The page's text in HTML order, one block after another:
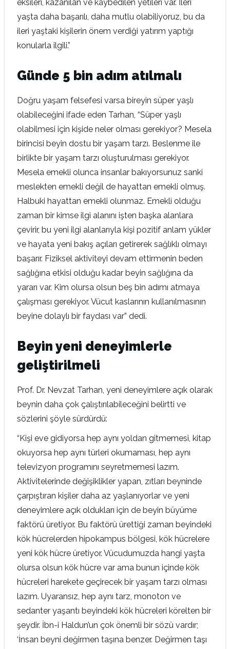
eksileri, kazanılan ve kaybedilen yetileri var. İleri
yaşta daha başarılı, daha mutlu olabiliyoruz, bu da
ileri yaştaki kişilerin önem verdiği yatırım yaptığı
konularla ilgili.”
Günde 5 bin adım atılmalı
Doğru yaşam felsefesi varsa bireyin süper yaşlı
olabileceğini ifade eden Tarhan, “Süper yaşlı
olabilmesi için kişide neler olması gerekiyor? Mesela
birincisi beyin dostu bir yaşam tarzı. Beslenme ile
birlikte bir yaşam tarzı oluşturulması gerekiyor.
Mesela emekli olunca insanlar bakıyorsunuz sanki
meslekten emekli değil de hayattan emekli olmuş.
Halbuki hayattan emekli olunmaz. Emekli olduğu
zaman bir kimse ilgi alanını işten başka alanlara
çevirir, bu yeni ilgi alanlarıyla kişi pozitif anlam yükler
ve hayata yeni bakış açıları getirerek sağlıklı olmayı
başarır. Fiziksel aktiviteyi devam ettirmenin beden
sağlığına etkisi olduğu kadar beyin sağlığına da
yararı var. Kim olursa olsun beş bin adımı atmaya
çalışması gerekiyor. Vücut kaslarının kullanılmasının
beyine dolaylı bir faydası var” dedi.
Beyin yeni deneyimlerle
geliştirilmeli
Prof. Dr. Nevzat Tarhan, yeni deneyimlere açık olarak
beynin daha çok çalıştırılabileceğini belirtti ve
sözlerini şöyle sürdürdü:
“Kişi eve gidiyorsa hep aynı yoldan gitmemesi, kitap
okuyorsa hep aynı türleri okumaması, hep aynı
televizyon programını seyretmemesi lazım.
Aktivitelerinde değişiklikler yapan, zıtları beyninde
çarpıştıran kişiler daha az yaşlanıyorlar ve yeni
deneyimlere açık oldukları için de beyin büyüme
faktörü üretiyor. Bu faktörü ürettiği zaman beyindeki
kök hücrelerden hipokampus bölgesi, kök hücrelere
yeni kök hücre üretiyor. Vücudumuzda hangi yaşta
olursa olsun kök hücre var ama bunun içinde kök
hücreleri harekete geçirecek bir yaşam tarzı olması
lazım. Uyaransız, hep aynı tarz, monoton ve
sedanter yaşantı beyindeki kök hücreleri körelten bir
şeydir. İbn-i Haldun’un çok önemli bir sözü vardır;
‘İnsan beyni değirmen taşına benzer. Değirmen taşı